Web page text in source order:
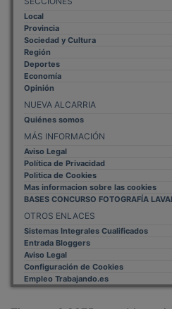
Local
Provincia
Sociedad y Cultura
Región
Deportes
Economía
Opinión
NUEVA ALCARRIA
Quiénes somos
MÁS INFORMACIÓN
Aviso Legal
Política de Privacidad
Politica de Cookies
Mas informacion sobre las cookies
BASES CONCURSO FOTOGRAFÍA
Sistemas Integrales Cualificados
Entrada Bloggers
Aviso Legal
Configuración de Cookies
Empleo Trabajando.es